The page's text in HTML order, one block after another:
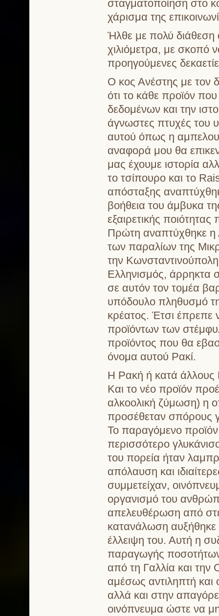
σταγματοποίηση στο
χάρισμα της
Ήλθε με πολύ διάθεση
χιλιόμετρα, με σκοπό
προηγούμενες
Ο κος Ανέστης με τον
ότι το κάθε προϊόν που
δεδομένων και την
άγνωστες πτυχές του
αυτού όπως η
αναφορά μου θα
μας έχουμε ιστορία
το τσίπουρο και το
απόσταξης
βοήθεια του άμβυκα
εξαιρετικής
Πρώτη αναπτύχθηκε η
των παραλίων της
την
Ελληνισμός, άρρηκτα
σε αυτόν τον τομέα
υπόδουλο πληθυσμό
κρέατος. Έτσι έπρεπε
προϊόντων των
προϊόντος που θα
όνομα αυτού Ρακί.
Η Ρακή ή κατά άλλους
Και το νέο προϊόν
αλκοολική ζύμωση) η
προσέθεταν σπόρους
Το παραγόμενο προϊόν
περισσότερο
του πορεία ήταν
απόλαυση και
συμμετείχαν,
οργανισμό του
απελευθέρωση από
κατανάλωση αυξήθηκε
έλλειψη του. Αυτή η
παραγωγής ποσοτήτων
από τη Γαλλία και
αμέσως αντιληπτή και
αλλά και στην
οινόπνευμα ώστε να